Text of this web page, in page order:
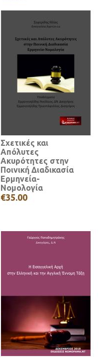
Σχετικές και
Απόλυτες
Ακυρότητες στην
Ποινική Διαδικασία
Ερμηνεία-
Νομολογία
€35.00